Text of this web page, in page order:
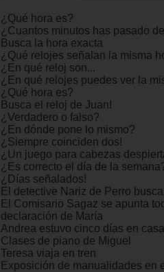
¿Qué hora es?
¿Cuantos minutos has pasado
Busca la hora exacta
¿Qué relojes señalan la misma
¿En qué reloj son...
¿En qué relojes puedes ver la
¿Qué hora es?
Busca el reloj de Juan!
¿Verdadero o falso?
¿En dónde pone lo mismo?
¿Siempre coinciden dos!
¿Un juego para cabezas
¿Es correcto el día de la
¿Días señalados!
El detective Nariz de Perro
El Comisario Sagaz se apunta
declaración de María
Andrea estuvo cinco días en
Clases de piano de Miguel
Teresa viaja en tren
Exposición de manualidades en